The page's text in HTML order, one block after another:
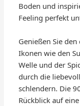
Boden und
Feeling perfekt
Genießen Sie
Ikonen wie den
Welle und der
durch die
schlendern. Die
Rückblick auf